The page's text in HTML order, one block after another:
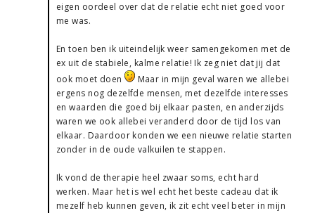
eigen oordeel over dat de relatie echt niet goed voor
me was.
En toen ben ik uiteindelijk weer samengekomen met de
ex uit de stabiele, kalme relatie! Ik zeg niet dat jij dat
ook moet doen
Maar in mijn geval waren we allebei
ergens nog dezelfde mensen, met dezelfde interesses
en waarden die goed bij elkaar pasten, en anderzijds
waren we ook allebei veranderd door de tijd los van
elkaar. Daardoor konden we een nieuwe relatie starten
zonder in de oude valkuilen te stappen.
Ik vond de therapie heel zwaar soms, echt hard
werken. Maar het is wel echt het beste cadeau dat ik
mezelf heb kunnen geven, ik zit echt veel beter in mijn